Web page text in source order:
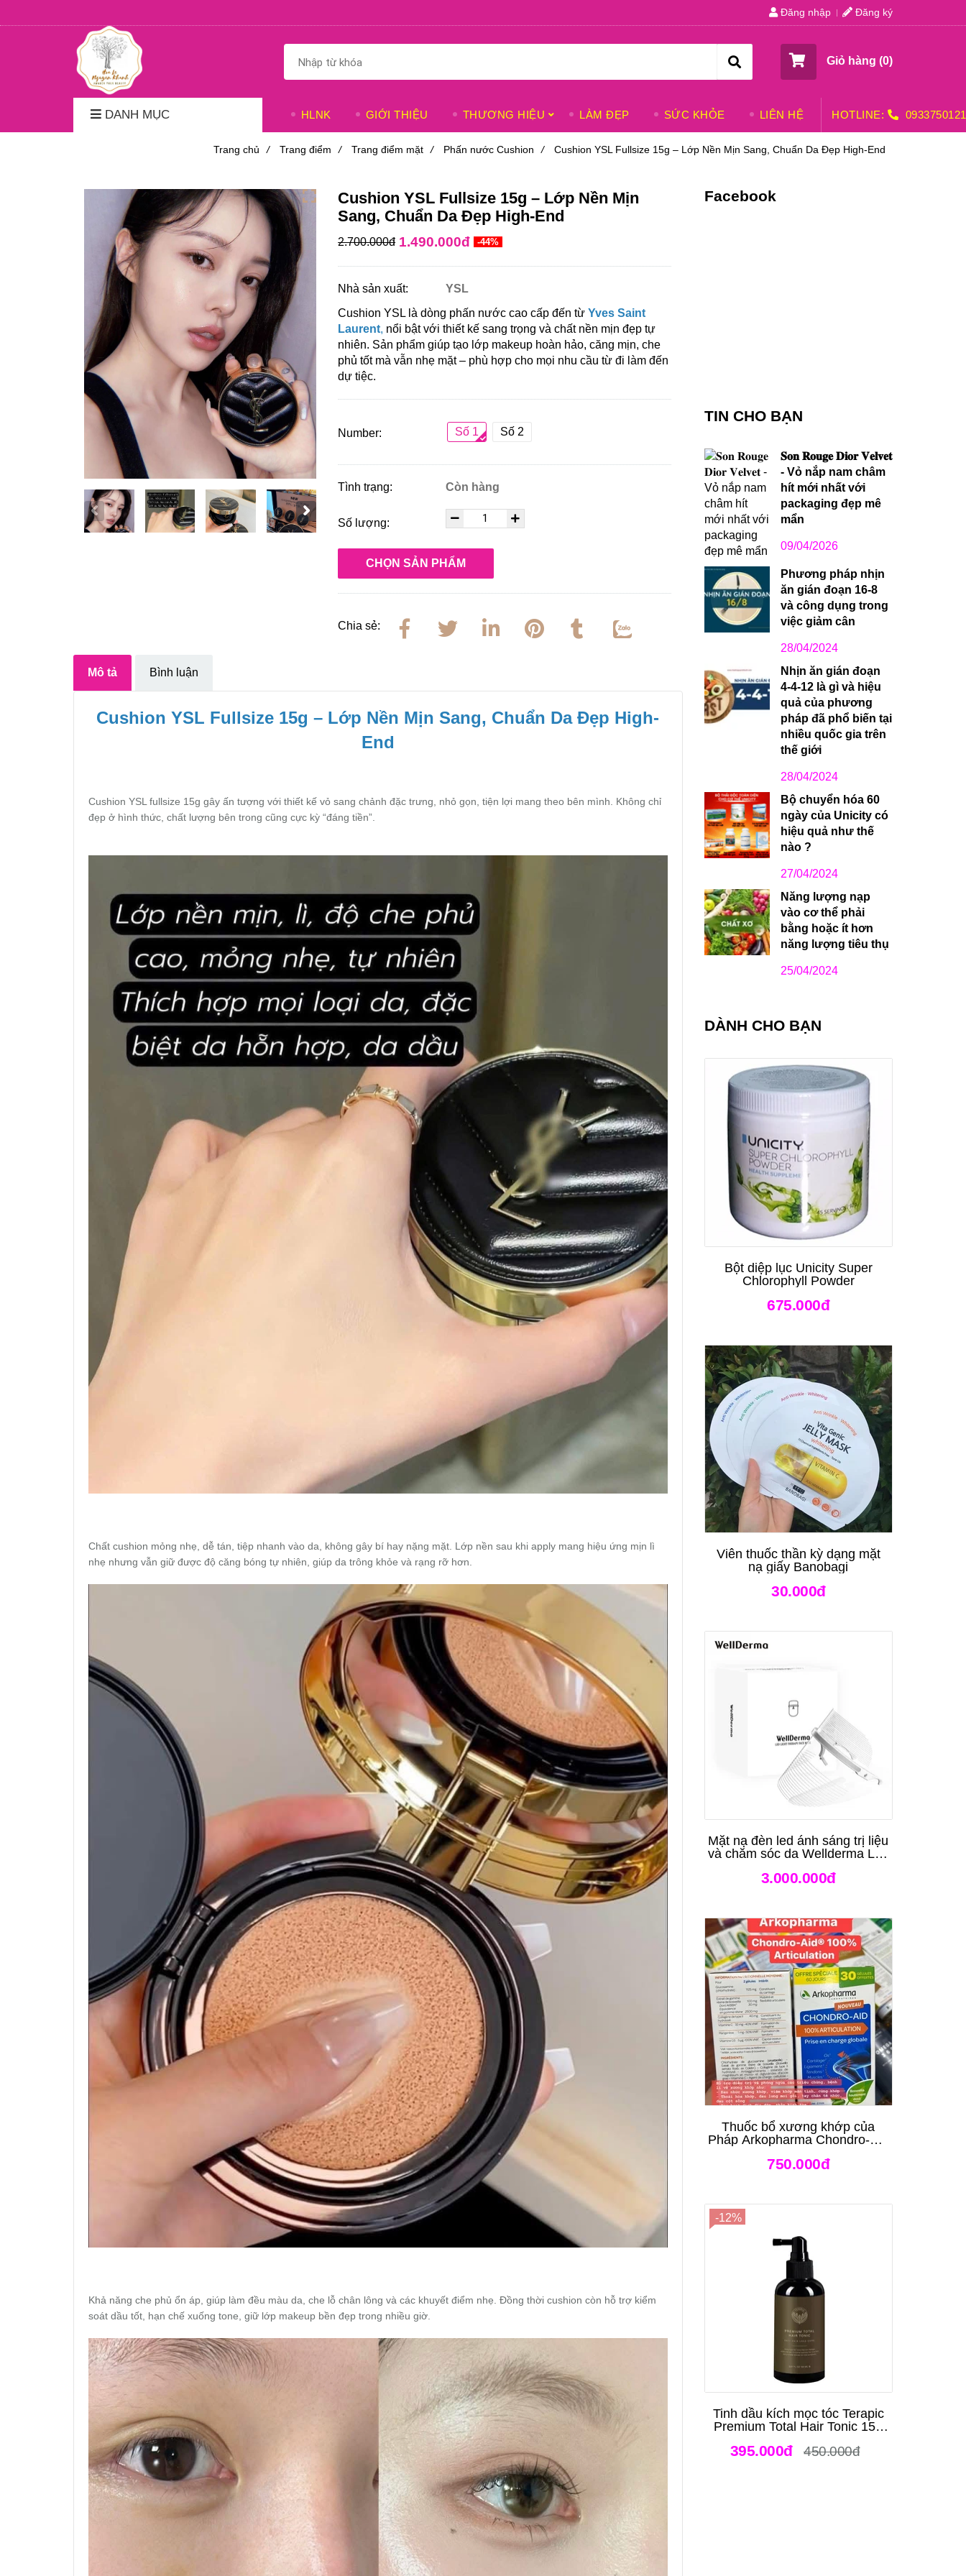
Đăng nhập Đăng ký
Giỏ hàng (0)
DANH MỤC HLNK GIỚI THIỆU THƯƠNG HIỆU LÀM ĐẸP SỨC KHỎE LIÊN HỆ HOTLINE: 0933750121
Trang chủ / Trang điểm / Trang điểm mặt / Phấn nước Cushion / Cushion YSL Fullsize 15g – Lớp Nền Mịn Sang, Chuẩn Da Đẹp High-End
Cushion YSL Fullsize 15g – Lớp Nền Mịn
Sang, Chuẩn Da Đẹp High-End
2.700.000đ 1.490.000đ -44%
Nhà sản xuất:
YSL
Cushion YSL là dòng phấn nước cao cấp đến từYves Saint
Laurent, nổi bật với thiết kế sang trọng và chất nền mịn đẹp tự
nhiên. Sản phẩm giúp tạo lớp makeup hoàn hảo, căng mịn, che
phủ tốt mà vẫn nhẹ mặt – phù hợp cho mọi nhu cầu từ đi làm đến
dự tiệc.
Number: Số 1 Số 2
Tình trạng: Còn hàng
Số lượng:
CHỌN SẢN PHẨM
Chia sẻ:
Mô tả Bình luận
Cushion YSL Fullsize 15g – Lớp Nền Mịn Sang, Chuẩn Da Đẹp High-
End
Cushion YSL fullsize 15g gây ấn tượng với thiết kế vỏ sang chảnh đặc trưng, nhỏ gọn, tiện lợi mang theo bên mình. Không chỉ
đẹp ở hình thức, chất lượng bên trong cũng cực kỳ “đáng tiền”.
Chất cushion mỏng nhẹ, dễ tán, tiệp nhanh vào da, không gây bí hay nặng mặt. Lớp nền sau khi apply mang hiệu ứng mịn lì
nhẹ nhưng vẫn giữ được độ căng bóng tự nhiên, giúp da trông khỏe và rạng rỡ hơn.
Khả năng che phủ ổn áp, giúp làm đều màu da, che lỗ chân lông và các khuyết điểm nhẹ. Đồng thời cushion còn hỗ trợ kiểm
soát dầu tốt, hạn chế xuống tone, giữ lớp makeup bền đẹp trong nhiều giờ.
Facebook
TIN CHO BẠN
𝐒𝐨𝐧 𝐑𝐨𝐮𝐠𝐞 𝐃𝐢𝐨𝐫 𝐕𝐞𝐥𝐯𝐞𝐭
- Vỏ nắp nam châm
hít mới nhất với
packaging đẹp mê
mẩn
09/04/2026
Phương pháp nhịn
ăn gián đoạn 16-8
và công dụng trong
việc giảm cân
28/04/2024
Nhịn ăn gián đoạn
4-4-12 là gì và hiệu
quả của phương
pháp đã phổ biến tại
nhiều quốc gia trên
thế giới
28/04/2024
Bộ chuyển hóa 60
ngày của Unicity có
hiệu quả như thế
nào ?
27/04/2024
Năng lượng nạp
vào cơ thể phải
bằng hoặc ít hơn
năng lượng tiêu thụ
25/04/2024
DÀNH CHO BẠN
Bột diệp lục Unicity Super
Chlorophyll Powder
675.000đ
Viên thuốc thần kỳ dạng mặt
nạ giấy Banobagi
30.000đ
Mặt nạ đèn led ánh sáng trị liệu
và chăm sóc da Wellderma Led
Mask
3.000.000đ
Thuốc bổ xương khớp của
Pháp Arkopharma Chondro-Aid
750.000đ
-12%
Tinh dầu kích mọc tóc Terapic
Premium Total Hair Tonic 150
395.000đ 450.000đ